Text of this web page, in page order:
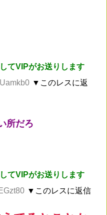
てVIPがお送りします
▼このレスに返
所だろ
てVIPがお送りします
▼このレスに返信